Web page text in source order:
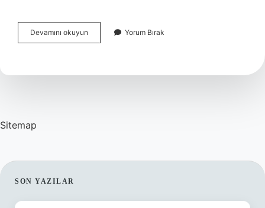
Devamını okuyun
5
Sayı
Yorum Bırak
Sitemap
SIDEBAR
SON YAZILAR